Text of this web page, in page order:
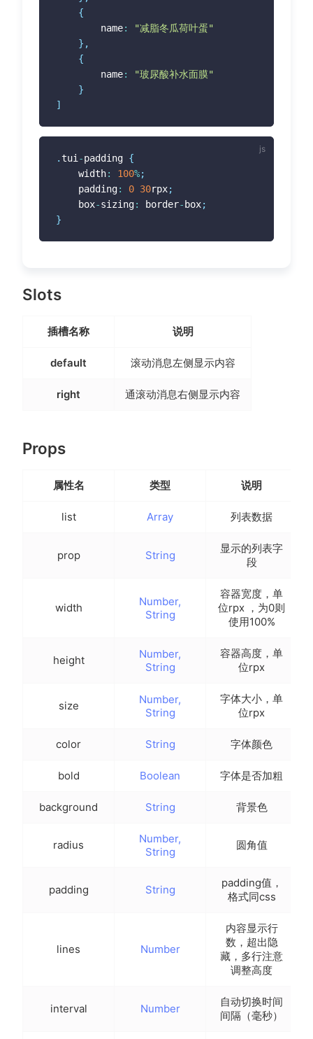
{
		name
:
"减脂冬瓜荷叶蛋"
} ,
{
		name
:
"玻尿酸补水面膜"
}
]
. tui -padding {
	width
: 100%;
	padding
: 0 30rpx;
	box
-sizing: border- box;
}
Slots
插槽名称 说明
default 滚动消息左侧显示内容
right 通滚动消息右侧显示内容
Props
属性名 类型 说明
list Array 列表数据
prop String
显示的列表字
段
width
Number,
String
容器宽度，单
位rpx ，为0则
使用100%
height
Number,
String
容器高度，单
位rpx
size
Number,
String
字体大小，单
位rpx
color String 字体颜色
bold Boolean 字体是否加粗
background String 背景色
radius
Number,
String
圆角值
padding String
padding值，
格式同css
lines Number
内容显示行
数，超出隐
藏，多行注意
调整高度
interval Number
自动切换时间
间隔（毫秒）